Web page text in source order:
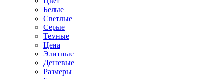
Белые
Светлые
Серые
Темные
Цена
Элитные
Дешевые
Размеры